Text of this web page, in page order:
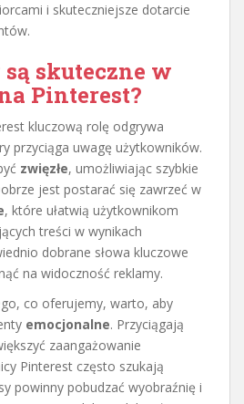
i skuteczniejsze dotarcie
skuteczne w
Pinterest?
kluczową rolę odgrywa
przyciąga uwagę użytkowników.
zwięzłe, umożliwiając szybkie
jest postarać się zawrzeć w
, które ułatwią użytkownikom
treści w wynikach
dobrane słowa kluczowe
na widoczność reklamy.
co oferujemy, warto, aby
emocjonalne. Przyciągają
zaangażowanie
Pinterest często szukają
powinny pobudzać wyobraźnię i